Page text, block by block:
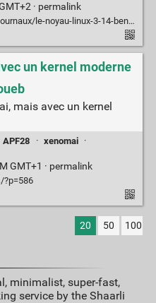
· permalink
d-une-maintenance-etendue-durant-deux-annees
un kernel moderne
mais avec un kernel
APF28 · xenomai
·
GMT+1 · permalink
20 50 100
minimalist, super-fast,
service by the Shaarli